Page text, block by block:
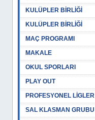
KULÜPLER BİRLİĞİ
KULÜPLER BİRLİĞİ
MAÇ PROGRAMI
MAKALE
OKUL SPORLARI
PLAY OUT
PROFESYONEL LİGLER
SAL KLASMAN GRUBU